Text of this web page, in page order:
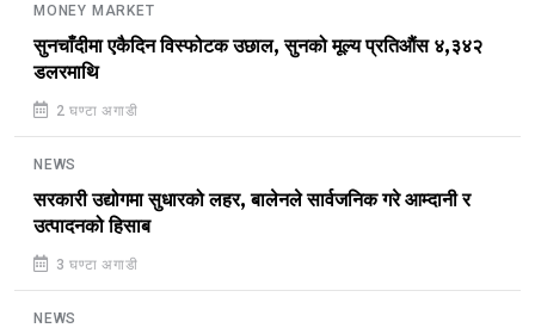
MONEY MARKET
सुनचाँदीमा एकैदिन विस्फोटक उछाल, सुनको मूल्य प्रतिऔंस ४,३४२
डलरमाथि
2 घण्टा अगाडी
NEWS
सरकारी उद्योगमा सुधारको लहर, बालेनले सार्वजनिक गरे आम्दानी र
उत्पादनको हिसाब
3 घण्टा अगाडी
NEWS